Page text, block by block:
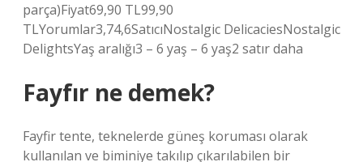
parça)Fiyat69,90 TL99,90
TLYorumlar3,74,6SatıcıNostalgic DelicaciesNostalgic
DelightsYaş aralığı3 – 6 yaş – 6 yaş2 satır daha
Fayfır ne demek?
Fayfir tente, teknelerde güneş koruması olarak
kullanılan ve biminiye takılıp çıkarılabilen bir